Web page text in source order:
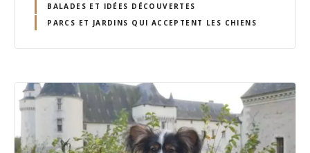
BALADES ET IDÉES DÉCOUVERTES
PARCS ET JARDINS QUI ACCEPTENT LES CHIENS